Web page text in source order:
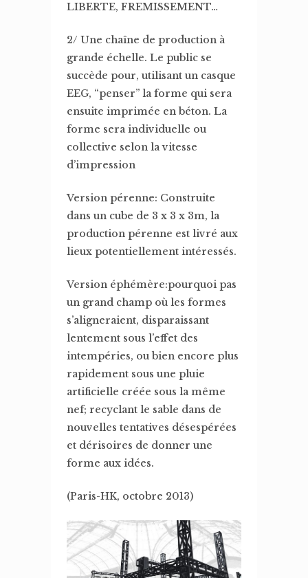
LIBERTE, FREMISSEMENT…
2/ Une chaîne de production à
grande échelle. Le public se
succède pour, utilisant un casque
EEG, “penser” la forme qui sera
ensuite imprimée en béton. La
forme sera individuelle ou
collective selon la vitesse
d’impression
Version pérenne: Construite
dans un cube de 3 x 3 x 3m, la
production pérenne est livré aux
lieux potentiellement intéressés.
Version éphémère:pourquoi pas
un grand champ où les formes
s’aligneraient, disparaissant
lentement sous l’effet des
intempéries, ou bien encore plus
rapidement sous une pluie
artificielle créée sous la même
nef; recyclant le sable dans de
nouvelles tentatives désespérées
et dérisoires de donner une
forme aux idées.
(Paris-HK, octobre 2013)